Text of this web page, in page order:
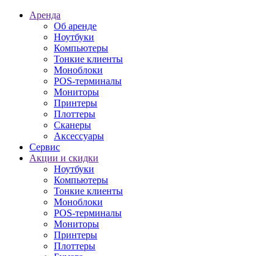
Аренда
Об аренде
Ноутбуки
Компьютеры
Тонкие клиенты
Моноблоки
POS-терминалы
Мониторы
Принтеры
Плоттеры
Сканеры
Аксессуары
Сервис
Акции и скидки
Ноутбуки
Компьютеры
Тонкие клиенты
Моноблоки
POS-терминалы
Мониторы
Принтеры
Плоттеры